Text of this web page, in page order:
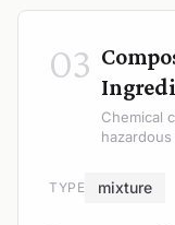
03
Chemical
TYPE mixture